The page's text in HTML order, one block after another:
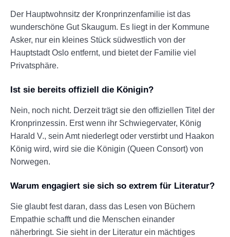
Der Hauptwohnsitz der Kronprinzenfamilie ist das
wunderschöne Gut Skaugum. Es liegt in der Kommune
Asker, nur ein kleines Stück südwestlich von der
Hauptstadt Oslo entfernt, und bietet der Familie viel
Privatsphäre.
Ist sie bereits offiziell die Königin?
Nein, noch nicht. Derzeit trägt sie den offiziellen Titel der
Kronprinzessin. Erst wenn ihr Schwiegervater, König
Harald V., sein Amt niederlegt oder verstirbt und Haakon
König wird, wird sie die Königin (Queen Consort) von
Norwegen.
Warum engagiert sie sich so extrem für Literatur?
Sie glaubt fest daran, dass das Lesen von Büchern
Empathie schafft und die Menschen einander
näherbringt. Sie sieht in der Literatur ein mächtiges